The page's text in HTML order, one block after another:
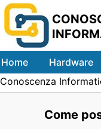
Home Hardware
Conoscenza
Come